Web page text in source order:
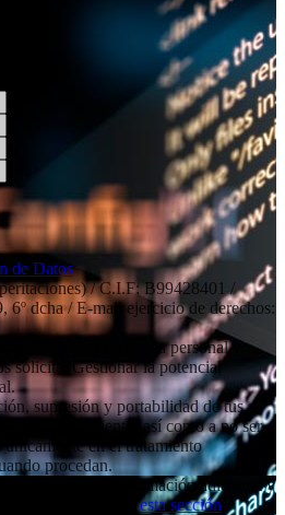
de Datos
/ C.I.F: B99428401 /
6º dcha / E-mail ejercicio de derechos:
las consultas de forma personal y
solicita. Gestionar la potencial
supresión y portabilidad de tus
a su tratamiento, así como a no ser
únicamente en el tratamiento
procedan.
consultar la información adicional y
de Privacidad enesta sección